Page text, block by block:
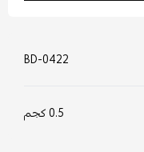
BD-0422
0.5 كجم